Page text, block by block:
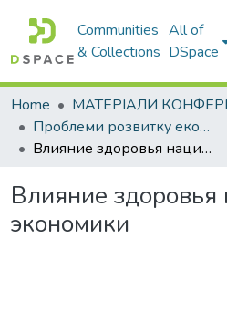
Communities
& Collections
All of
DSpace
Home
Проблеми розвитку економіки підприємства: погляд молоді
Влияние здоровья нации на рост экономики
Влияние здоровья
экономики